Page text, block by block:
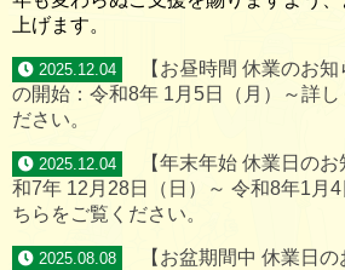
上げます。
2025.12.04
【お昼時間 休業のお
の開始：令和8年 1月5日（月）～詳し
ださい。
2025.12.04
【年末年始 休業日の
和7年 12月28日（日）～ 令和8年1月
ちらをご覧ください。
2025.08.08
【お盆期間中 休業日